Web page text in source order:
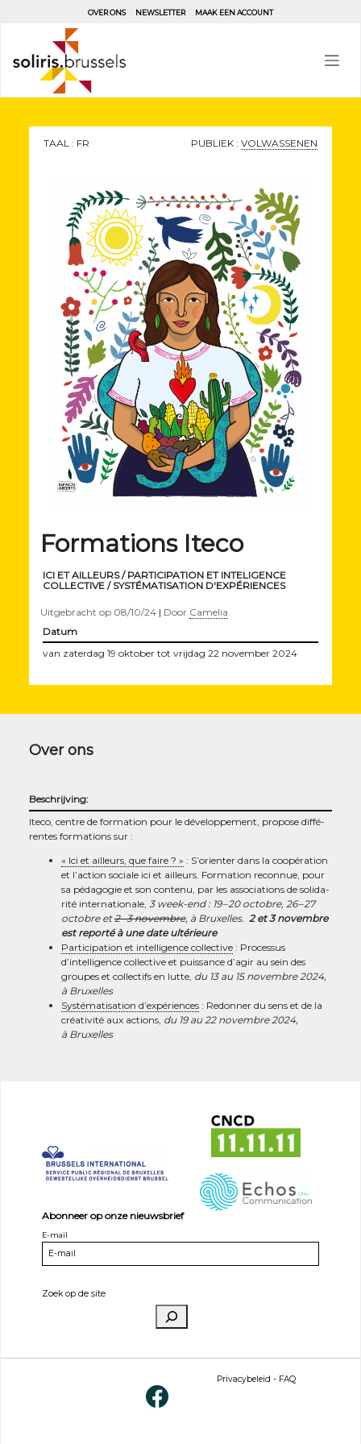
OVER ONS NEWSLETTER MAAK EEN ACCOUNT
TAAL : FR PUBLIEK : VOLWASSENEN
Formations Iteco
ICI ET AILLEURS / PARTICIPATION ET INTELIGENCE
COLLECTIVE / SYSTÉMATISATION D'EXPÉRIENCES
Uitgebracht op 08/10/24 | Door Camelia
Datum
van zaterdag 19 oktober tot vrijdag 22 november 2024
Over ons
Beschrijving:
Ite­co, centre de for­ma­tion pour le déve­lop­pe­ment, pro­pose dif­fé­
rentes for­ma­tions sur :
« Ici et ailleurs, que faire ? » : S’orienter dans la coopé­ra­tion
et l’action sociale ici et ailleurs. For­ma­tion recon­nue, pour
sa péda­go­gie et son conte­nu, par les asso­cia­tions de soli­da­
ri­té inter­na­tio­nale, 3 week-end : 19 – 20 octobre, 26 – 27
octobre et2 – 3 novembre, à Bruxelles. 2 et 3 novembre
est repor­té à une date ultérieure
Par­ti­ci­pa­tion et intel­li­gence col­lec­tive : Pro­ces­sus
d’intelligence col­lec­tive et puis­sance d’agir au sein des
groupes et col­lec­tifs en lutte, du 13 au 15 novembre 2024,
à Bruxelles
Sys­té­ma­ti­sa­tion d’expériences : Redon­ner du sens et de la
créa­ti­vi­té aux actions, du 19 au 22 novembre 2024,
à Bruxelles
Abonneer op onze nieuwsbrief
E-mail
Zoek op de site
Privacybeleid - FAQ